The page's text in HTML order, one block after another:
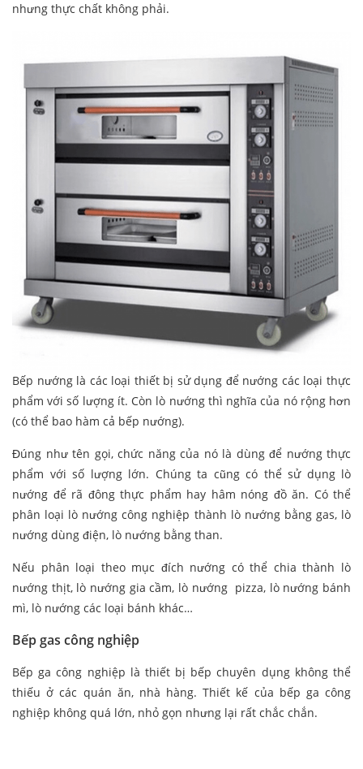
nhưng thực chất không phải.
Bếp nướng là các loại thiết bị sử dụng để nướng các loại thực
phẩm với số lượng ít. Còn lò nướng thì nghĩa của nó rộng hơn
(có thể bao hàm cả bếp nướng).
Đúng như tên gọi, chức năng của nó là dùng để nướng thực
phẩm với số lượng lớn. Chúng ta cũng có thể sử dụng lò
nướng để rã đông thực phẩm hay hâm nóng đồ ăn. Có thể
phân loại lò nướng công nghiệp thành lò nướng bằng gas, lò
nướng dùng điện, lò nướng bằng than.
Nếu phân loại theo mục đích nướng có thể chia thành lò
nướng thịt, lò nướng gia cầm, lò nướng pizza, lò nướng bánh
mì, lò nướng các loại bánh khác…
Bếp gas công nghiệp
Bếp ga công nghiệp là thiết bị bếp chuyên dụng không thể
thiếu ở các quán ăn, nhà hàng. Thiết kế của bếp ga công
nghiệp không quá lớn, nhỏ gọn nhưng lại rất chắc chắn.